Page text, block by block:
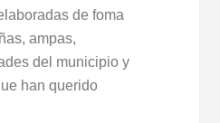
de foma
ampas,
del municipio y
han querido